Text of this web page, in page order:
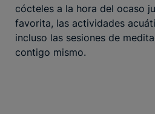
cócteles a la hora del ocaso
favorita, las actividades
incluso las sesiones de
contigo mismo.